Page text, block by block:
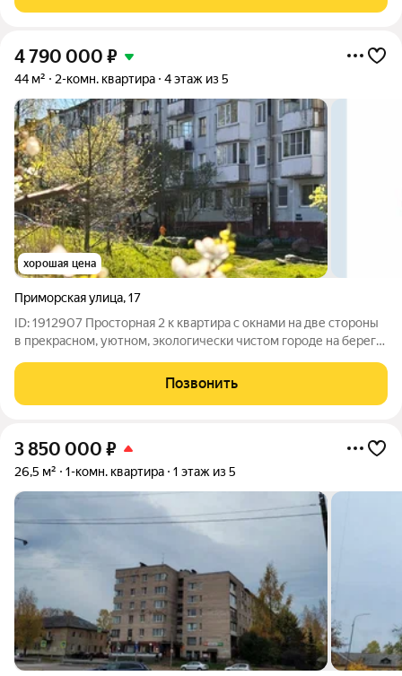
4 790 000 ₽
44 м² 2-комн. квартира 4 этаж из 5
хорошая цена
Приморская улица,17
ID: 1912907 Просторная 2 к квартира с окнами на две стороны
в прекрасном, уютном, экологически чистом городе на берегу
города. Комнаты смежно-изолированные, раздельный
санузел. Квартира
Позвонить
3 850 000 ₽
26,5 м² 1-комн. квартира 1 этаж из 5